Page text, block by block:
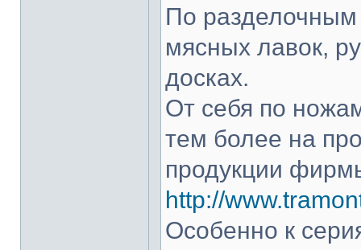
По разделочным
мясных лавок,
досках.
От себя по
тем более на
продукции
http://
Особенно к